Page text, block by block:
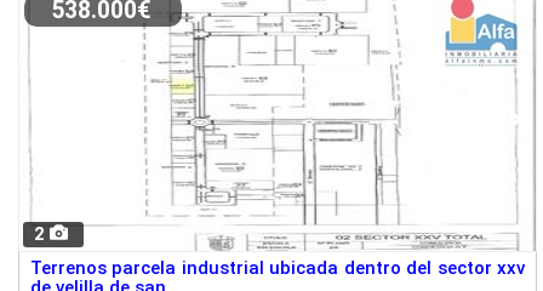
2
538.000€
Terrenos parcela industrial ubicada dentro del sector xxv